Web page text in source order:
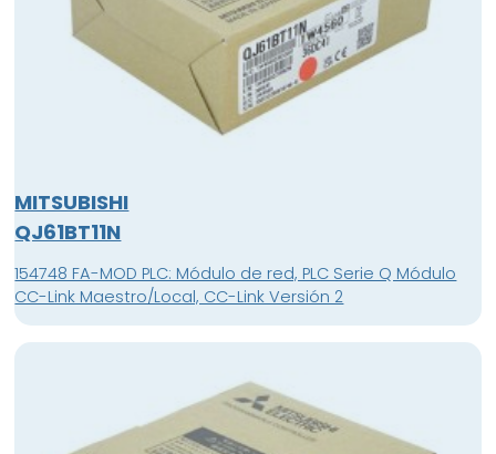
MITSUBISHI
QJ61BT11N
154748 FA-MOD PLC: Módulo de red, PLC Serie Q Módulo
CC-Link Maestro/Local, CC-Link Versión 2